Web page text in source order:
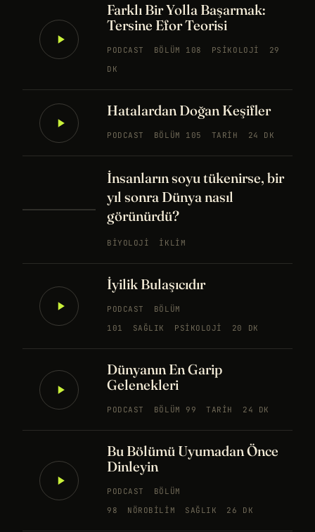
Farklı Bir Yolla Başarmak:
Tersine Efor Teorisi
PODCAST BÖLÜM 108 PSIKOLOJI
29
DK
Hatalardan Doğan Keşifler
PODCAST BÖLÜM 105 TARIH 24 DK
İnsanların soyu tükenirse, bir
yıl sonra Dünya nasıl
görünürdü?
BIYOLOJI İKLIM
İyilik Bulaşıcıdır
PODCAST
BÖLÜM
101
SAĞLIK PSIKOLOJI 20 DK
Dünyanın En Garip
Gelenekleri
PODCAST BÖLÜM 99 TARIH 24 DK
Bu Bölümü Uyumadan Önce
Dinleyin
PODCAST
BÖLÜM
98
NÖROBILIM SAĞLIK 26 DK